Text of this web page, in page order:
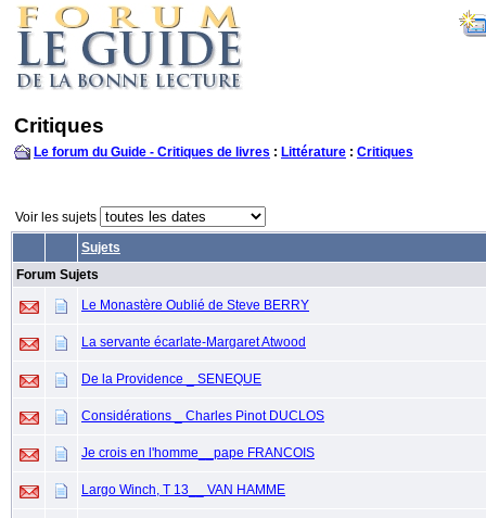
Critiques
Le forum du Guide - Critiques de livres : Littérature : Critiques
Voir les sujets
Sujets
Forum Sujets
Le Monastère Oublié de Steve BERRY
La servante écarlate-Margaret Atwood
De la Providence _ SENEQUE
Considérations _ Charles Pinot DUCLOS
Je crois en l'homme__pape FRANCOIS
Largo Winch, T 13__ VAN HAMME